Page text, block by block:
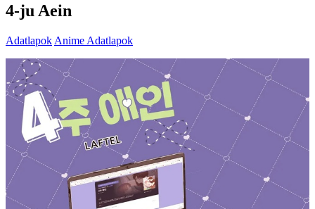
4-ju Aein
Adatlapok Anime Adatlapok